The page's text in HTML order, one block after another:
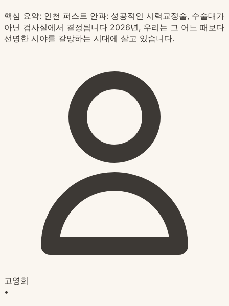
핵심 요약: 인천 퍼스트 안과: 성공적인 시력교정술, 수술대가
아닌 검사실에서 결정됩니다 2026년, 우리는 그 어느 때보다
선명한 시야를 갈망하는 시대에 살고 있습니다.
고영희
•